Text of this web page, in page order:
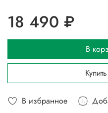
В избранное
18 490 ₽
В